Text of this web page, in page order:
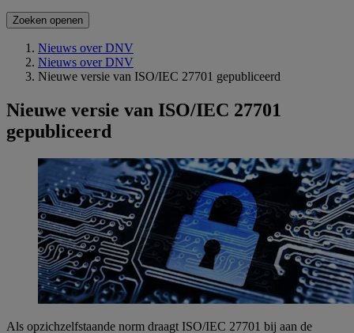
Zoeken openen
Nieuws over DNV
Nieuws over DNV
Nieuwe versie van ISO/IEC 27701 gepubliceerd
Nieuwe versie van ISO/IEC 27701
gepubliceerd
Als opzichzelfstaande norm draagt ISO/IEC 27701 bij aan de